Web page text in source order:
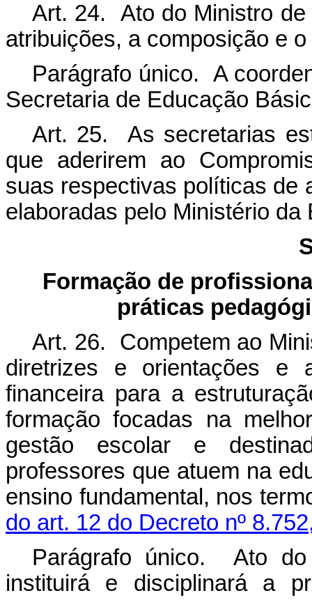
Art. 24. Ato do Ministro
atribuições, a composição e
Parágrafo único. A
Secretaria de Educação
Art. 25. As secretarias
que aderirem ao
suas respectivas políticas de
elaboradas pelo Ministério da
Formação de
práticas
Art. 26. Competem ao
diretrizes e orientações e
financeira para a
formação focadas na
gestão escolar e
professores que atuem na
ensino fundamental, nos
do art. 12 do Decreto nº
Parágrafo único. Ato
instituirá e disciplinará a